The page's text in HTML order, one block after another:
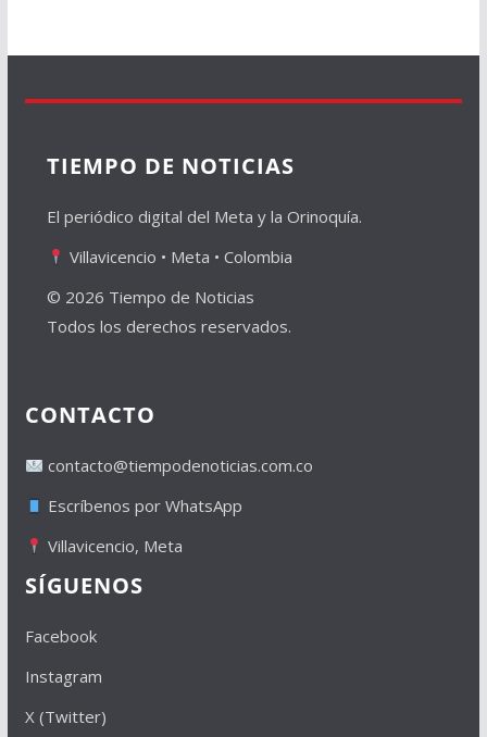
TIEMPO DE NOTICIAS
El periódico digital del Meta y la Orinoquía.
Villavicencio • Meta • Colombia
© 2026 Tiempo de Noticias
Todos los derechos reservados.
CONTACTO
contacto@tiempodenoticias.com.co
Escríbenos por WhatsApp
Villavicencio, Meta
SÍGUENOS
Facebook
Instagram
X (Twitter)